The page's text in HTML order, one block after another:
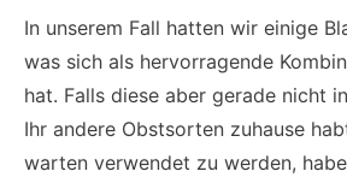
In unserem Fall hatten wir einige
was sich als hervorragende
hat. Falls diese aber gerade nicht
Ihr andere Obstsorten zuhause
warten verwendet zu werden,